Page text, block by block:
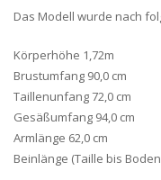
Das Modell wurde nach
Körperhöhe 1,72m
Brustumfang 90,0 cm
Taillenunfang 72,0 cm
Gesäßumfang 94,0 cm
Armlänge 62,0 cm
Beinlänge (Taille bis